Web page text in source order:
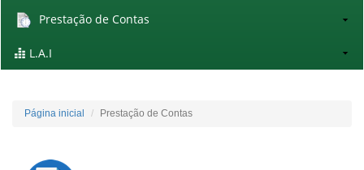
Prestação de Contas
L.A.I
Página inicial Prestação de Contas